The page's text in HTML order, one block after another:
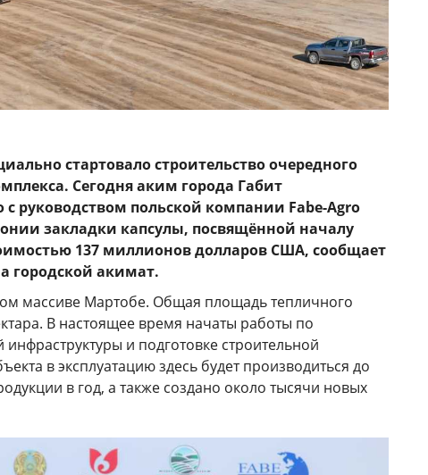
стартовало строительство очередного
Сегодня аким города Габит
руководством польской компании Fabe-Agro
закладки капсулы, посвящённой началу
137 миллионов долларов США, сообщает
городской акимат.
массиве Мартобе. Общая площадь тепличного
В настоящее время начаты работы по
и подготовке строительной
в эксплуатацию здесь будет производиться до
в год, а также создано около тысячи новых